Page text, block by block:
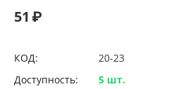
51 ₽
КОД:
20-23
Доступность:
5 шт.